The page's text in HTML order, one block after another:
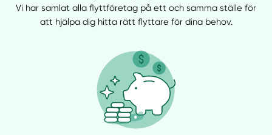
Vi har samlat alla flyttföretag på ett och samma ställe för
att hjälpa dig hitta rätt flyttare för dina behov.